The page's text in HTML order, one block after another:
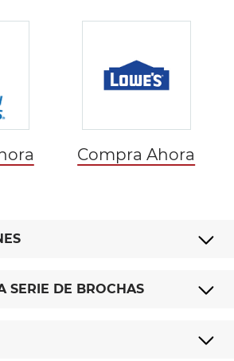
Compra Ahora
SERIE DE BROCHAS